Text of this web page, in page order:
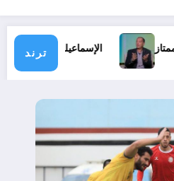
ترند
الإسماعيلي الممتاز